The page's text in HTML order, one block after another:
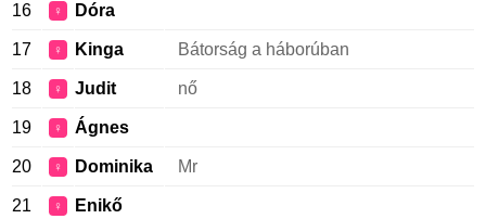
16 ♀ Dóra
17 ♀ Kinga Bátorság a háborúban
18 ♀ Judit nő
19 ♀ Ágnes
20 ♀ Dominika Mr
21 ♀ Enikő